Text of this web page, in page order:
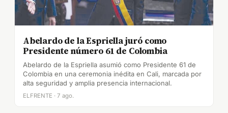
Abelardo de la Espriella juró como
Presidente número 61 de Colombia
Abelardo de la Espriella asumió como Presidente 61 de
Colombia en una ceremonia inédita en Cali, marcada por
alta seguridad y amplia presencia internacional.
ELFRENTE · 7 ago.